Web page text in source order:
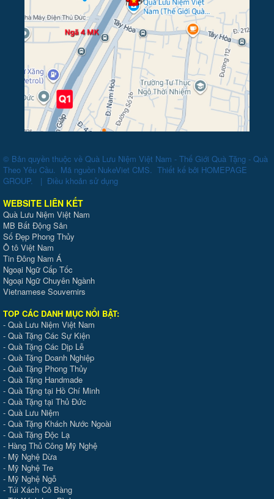
© Bản quyền thuộc về Quà Lưu Niệm Việt Nam - Thế Giới Quà Tặng - Quà
Theo Yêu Cầu. Mã nguồn NukeViet CMS. Thiết kế bởi HOMEPAGE
GROUP. | Điều khoản sử dụng
WEBSITE LIÊN KẾT
Quà Lưu Niệm Việt Nam
MB Bất Động Sản
Số Đẹp Phong Thủy
Ô tô Việt Nam
Tin Đông Nam Á
Ngoại Ngữ Cấp Tốc
Ngoại Ngữ Chuyên Ngành
Vietnamese Souvernirs
TOP CÁC DANH MỤC NỔI BẬT:
- Quà Lưu Niệm Việt Nam
- Quà Tặng Các Sự Kiện
- Quà Tặng Các Dịp Lễ
- Quà Tặng Doanh Nghiệp
- Quà Tặng Phong Thủy
- Quà Tặng Handmade
- Quà Tặng tại Hồ Chí Minh
- Quà Tặng tại Thủ Đức
- Quà Lưu Niệm
- Quà Tặng Khách Nước Ngoài
- Quà Tặng Độc Lạ
- Hàng Thủ Công Mỹ Nghệ
- Mỹ Nghệ Dừa
- Mỹ Nghệ Tre
- Mỹ Nghệ Ngỗ
- Túi Xách Cỏ Bàng